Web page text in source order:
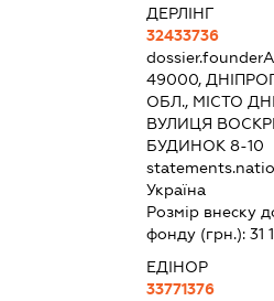
ДЕРЛІНГ
32433736
49000,
ОБЛ., МІСТО
ВУЛИЦЯ
БУДИНОК 8-10
Україна
Розмір внеску
фонду (грн.): 31
ЕДІНОР
33771376